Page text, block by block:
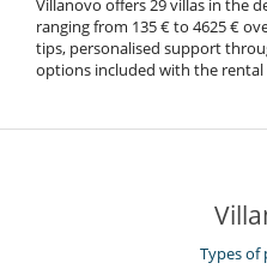
Villanovo offers 29 villas in the
ranging from 135 € to 4625 €
tips, personalised support
options included with the rental
Types of